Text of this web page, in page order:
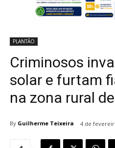
PLANTÃO
Criminosos
solar e furtam
na zona rural
By Guilherme Teixeira 4 de